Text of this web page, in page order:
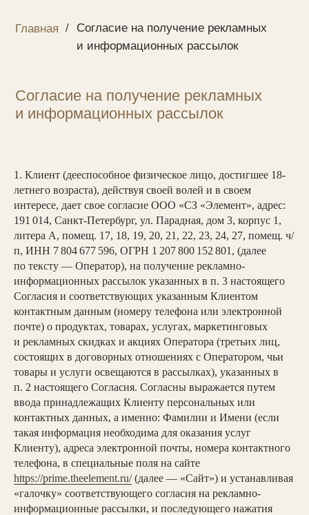
и информационных рассылок
1. Клиент (дееспособное физическое лицо, достигшее 18-
летнего возраста), действуя своей волей и в своем
интересе, дает свое согласие ООО «СЗ «Элемент», адрес:
191 014, Санкт-Петербург, ул. Парадная, дом 3, корпус 1,
литера А, помещ. 17, 18, 19, 20, 21, 22, 23, 24, 27, помещ. ч/
п, ИНН 7 804 677 596, ОГРН 1 207 800 152 801, (далее
по тексту — Оператор), на получение рекламно-
информационных рассылок указанных в п. 3 настоящего
Согласия и соответствующих указанным Клиентом
контактным данным (номеру телефона или электронной
почте) о продуктах, товарах, услугах, маркетинговых
и рекламных скидках и акциях Оператора (третьих лиц,
состоящих в договорных отношениях с Оператором, чьи
товары и услуги освещаются в рассылках), указанных в
п. 2 настоящего Согласия. Согласны выражается путем
ввода принадлежащих Клиенту персональных или
контактных данных, а именно: Фамилии и Имени (если
такая информация необходима для оказания услуг
Клиенту), адреса электронной почты, номера контактного
телефона, в специальные поля на сайте
https://prime.theelement.ru/(далее — «Сайт») и устанавливая
«галочку» соответствующего согласия на рекламно-
информационные рассылки, и последующего нажатия